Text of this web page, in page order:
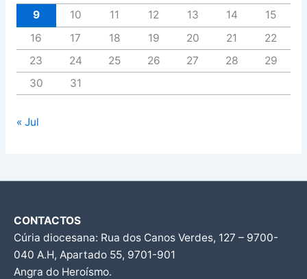
9
10 11 12 13 14
15
16
17 18 19 20 21
22
23
24 25 26 27 28
29
30
31
« Jul
CONTACTOS
Cúria diocesana: Rua dos Canos Verdes, 127 – 9700-
040 A.H, Apartado 55, 9701-901
Angra do Heroísmo.